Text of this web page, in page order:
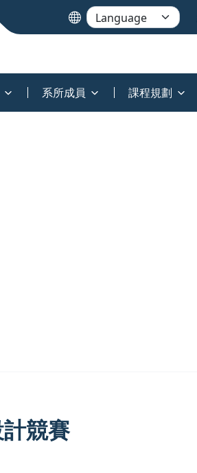
系所成員 課程規劃
競賽